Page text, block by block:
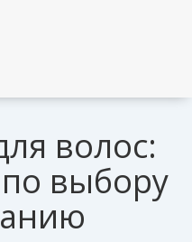
волос:
выбору